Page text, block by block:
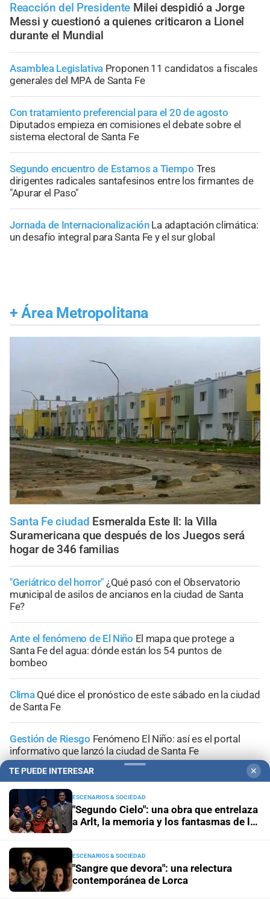
Reacción del Presidente Milei despidió a Jorge
Messi y cuestionó a quienes criticaron a Lionel
durante el Mundial
Asamblea Legislativa Proponen 11 candidatos a fiscales
generales del MPA de Santa Fe
Con tratamiento preferencial para el 20 de agosto
Diputados empieza en comisiones el debate sobre el
sistema electoral de Santa Fe
Segundo encuentro de Estamos a Tiempo Tres
dirigentes radicales santafesinos entre los firmantes de
"Apurar el Paso"
Jornada de Internacionalización La adaptación climática:
un desafío integral para Santa Fe y el sur global
+ Área Metropolitana
Santa Fe ciudad Esmeralda Este II: la Villa
Suramericana que después de los Juegos será
hogar de 346 familias
"Geriátrico del horror" ¿Qué pasó con el Observatorio
municipal de asilos de ancianos en la ciudad de Santa
Fe?
Ante el fenómeno de El Niño El mapa que protege a
Santa Fe del agua: dónde están los 54 puntos de
bombeo
Clima Qué dice el pronóstico de este sábado en la ciudad
de Santa Fe
Gestión de Riesgo Fenómeno El Niño: así es el portal
informativo que lanzó la ciudad de Santa Fe
+Sucesos
TE PUEDE INTERESAR ✕
ESCENARIOS & SOCIEDAD
"Segundo Cielo": una obra que entrelaza
a Arlt, la memoria y los fantasmas de la
ESCENARIOS & SOCIEDAD
"Sangre que devora": una relectura
contemporánea de Lorca